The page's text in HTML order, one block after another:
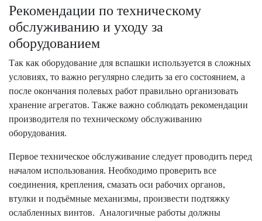
Рекомендации по техническому
обслуживанию и уходу за
оборудованием
Так как оборудование для вспашки используется в сложных
условиях, то важно регулярно следить за его состоянием, а
после окончания полевых работ правильно организовать
хранение агрегатов. Также важно соблюдать рекомендации
производителя по техническому обслуживанию
оборудования.
Первое техническое обслуживание следует проводить перед
началом использования. Необходимо проверить все
соединения, крепления, смазать оси рабочих органов,
втулки и подъёмные механизмы, произвести подтяжку
ослабленных винтов. Аналогичные работы должны